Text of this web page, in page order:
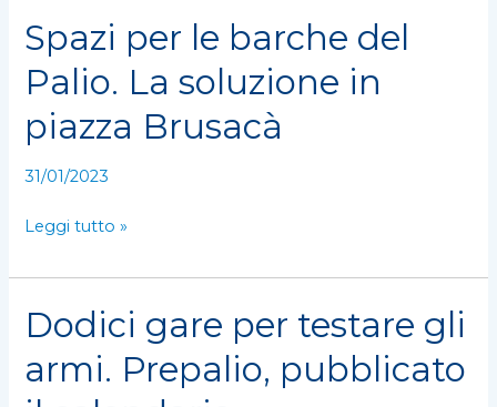
Spazi per le barche del
Palio. La soluzione in
piazza Brusacà
31/01/2023
Spazi
per
le
barche
del
La
Leggi tutto »
Dodici gare per testare gli
armi. Prepalio, pubblicato
Dodici
gare
per
testare